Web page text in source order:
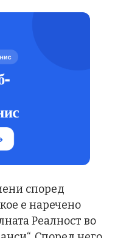
според
е наречено
Реалност во